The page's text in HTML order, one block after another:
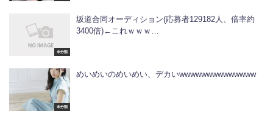
未分類
坂道合同オーディション(応募者129182人、倍率約
3400倍)←これｗｗｗ…
未分類
めいめいのめいめい、デカいwwwwwwwwwwwwww